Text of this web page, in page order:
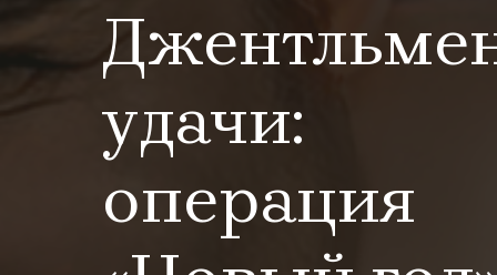
удачи:
операция